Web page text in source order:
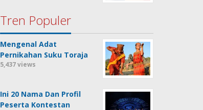
Tren Populer
Mengenal Adat
Pernikahan Suku Toraja
5,437 views
Ini 20 Nama Dan Profil
Peserta Kontestan